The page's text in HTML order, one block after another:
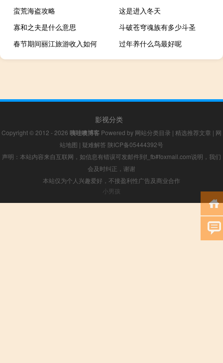
蛮荒海盗攻略
这是进入冬天
寡和之夫是什么意思
斗破苍穹魂族有多少斗圣
春节期间丽江旅游收入如何
过年养什么鸟最好呢
影视分类
Copyright © 2012 - 2026 咦哇噢博客 Powered by 网站分类目录 | 精选推荐文章 | 网
站地图 | 疑难解答 陕ICP备05444392号
声明：本站内容来自互联网，如信息有错误可发邮件到f_fb#foxmail.com说明，我们
会及时纠正，谢谢
本站仅为个人兴趣爱好，不接盈利性广告及商业合作
小男孩